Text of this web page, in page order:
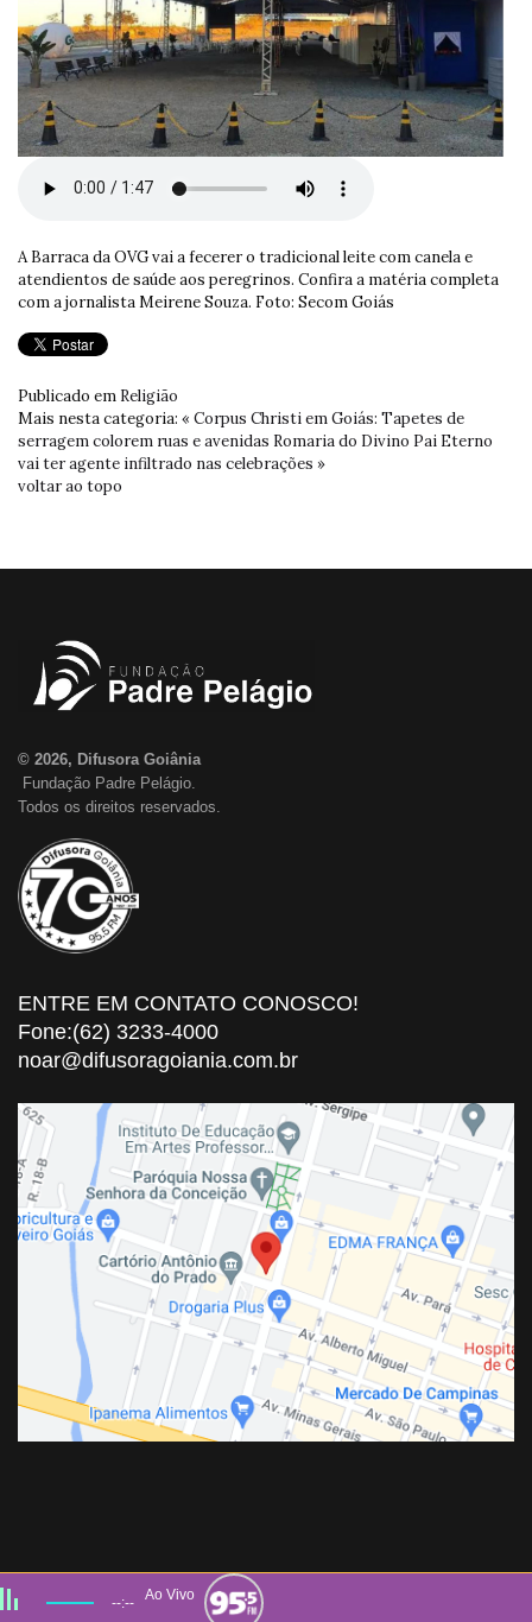
A Barraca da OVG vai a fecerer o tradicional leite com canela e
atendientos de saúde aos peregrinos. Confira a matéria completa
com a jornalista Meirene Souza. Foto: Secom Goiás
Publicado em Religião
Mais nesta categoria: « Corpus Christi em Goiás: Tapetes de
serragem colorem ruas e avenidas Romaria do Divino Pai Eterno
vai ter agente infiltrado nas celebrações »
voltar ao topo
© 2026, Difusora Goiânia
Fundação Padre Pelágio.
Todos os direitos reservados.
ENTRE EM CONTATO CONOSCO!
Fone:(62) 3233-4000
noar@difusoragoiania.com.br
--:-- Ao Vivo